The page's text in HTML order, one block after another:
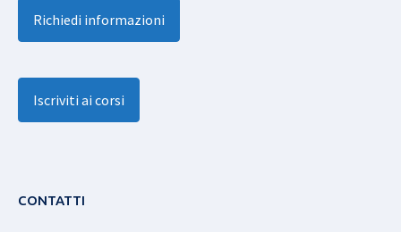
Richiedi informazioni
Iscriviti ai corsi
CONTATTI